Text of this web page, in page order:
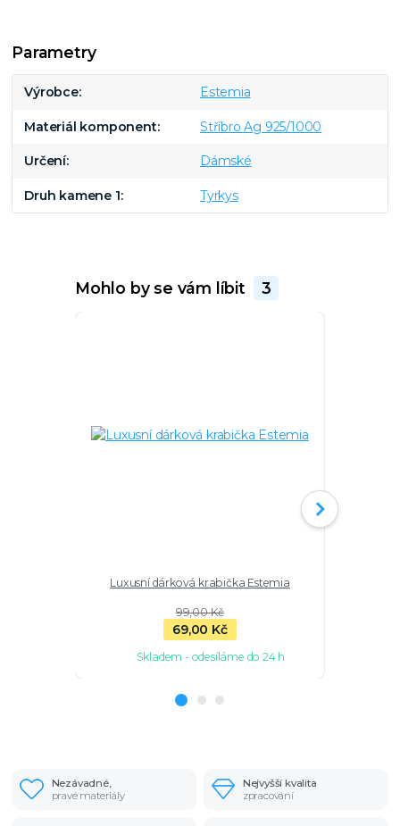
Parametry
Výrobce Estemia
Materiál komponent Stříbro Ag 925/1000
Určení Dámské
Druh kamene 1 Tyrkys
Mohlo by se vám líbit 3
Luxusní dárková krabička Estemia
99,00 Kč
69,00 Kč
Skladem - odesíláme do 24 h
Nezávadné,
pravé materiály
Nejvyšší kvalita
zpracování